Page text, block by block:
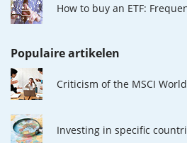
How to buy an ETF:
Populaire artikelen
Criticism of the MSCI
Investing in specific